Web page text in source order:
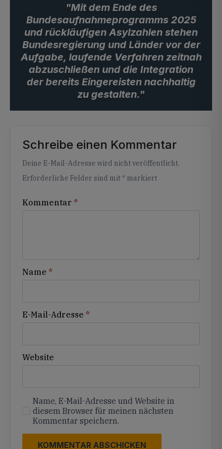
"Mit dem Ende des
Bundesaufnahmeprogramms 2025
und rückläufigen Asylzahlen stehen
Bundesregierung und Länder vor der
Aufgabe, laufende Verfahren zeitnah
abzuschließen und die Integration
der bereits Eingereisten nachhaltig
zu gestalten."
Schreibe einen Kommentar
Deine E-Mail-Adresse wird nicht veröffentlicht.
Erforderliche Felder sind mit * markiert
Kommentar *
Name *
E-Mail-Adresse *
Website
Name, E-Mail-Adresse und Website in
diesem Browser für meinen nächsten
Kommentar speichern.
Alternative: